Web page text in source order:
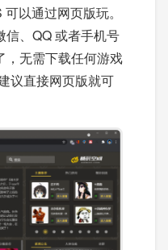
以通过网页版玩。
信、QQ 或者手机号
，无需下载任何游戏
议直接网页版就可